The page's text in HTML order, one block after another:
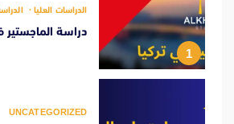
1
الدراسات العليا
دراسة الماجستير
UNCATEGORIZED